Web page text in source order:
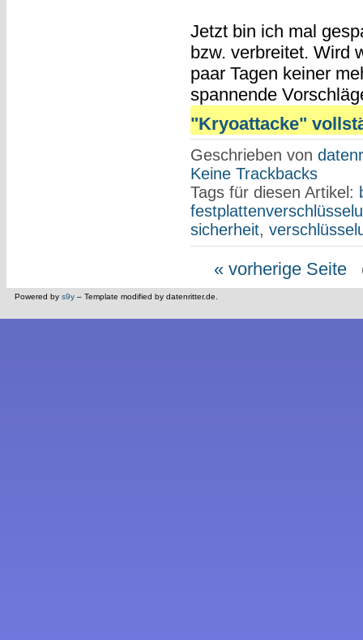
Jetzt bin ich mal
bzw. verbreitet. Wird
paar Tagen keiner
spannende
"Kryoattacke"
Geschrieben von
Keine Trackbacks
Tags für diesen Artikel:
sicherheit,
« vorherige Seite
Powered by s9y – Template modified by datenritter.de.